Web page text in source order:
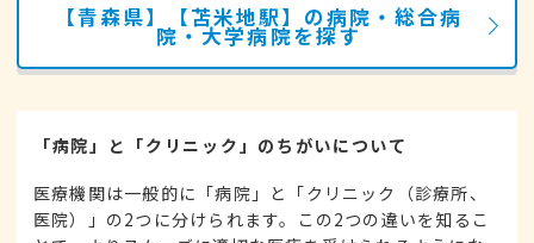
【青森県】【苫米地駅】の病院・総合病
院・大学病院を探す
「病院」と「クリニック」のちがいについて
医療機関は一般的に「病院」と「クリニック（診療所、
医院）」の2つに分けられます。この2つの違いを知るこ